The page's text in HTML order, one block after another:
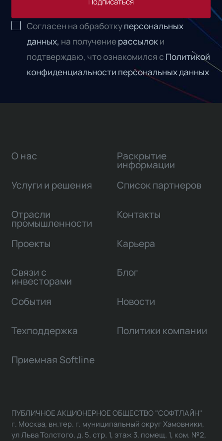
Согласен на обработкуперсональных
данных, на получениерассылоки
подтверждаю, что ознакомился с Политикой
конфиденциальности персональных данных
О нас
Услуги и решения
Отрасли
промышленности
Проекты
Связи с
инвесторами
Раскрытие
информации
Список партнеров
Контакты
Карьера
Блог
События Новости
Техподдержка Политики компании
Приемная Softline
ПУБЛИЧНОЕ АКЦИОНЕРНОЕ ОБЩЕСТВО "СОФТЛАЙН"
г. Москва, вн.тер. г. муниципальный округ Хамовники,
ул Льва Толстого, д. 5, стр. 1, этаж 3, помещ. 1, ком. №2,